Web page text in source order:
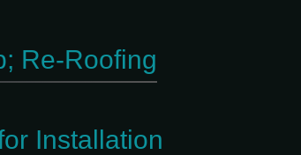
Re-Roofing
Installation